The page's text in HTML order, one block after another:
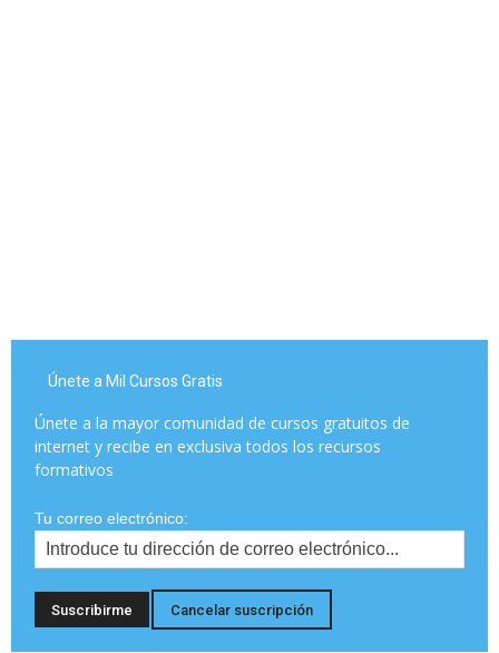
Únete a Mil Cursos Gratis
Únete a la mayor comunidad de cursos gratuitos de
internet y recibe en exclusiva todos los recursos
formativos
Tu correo electrónico: